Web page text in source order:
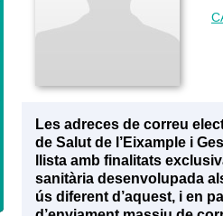
Les adreces de correu
de Salut de l’Eixample i
llista amb finalitats
sanitària desenvolupada
ús diferent d’aquest, i en